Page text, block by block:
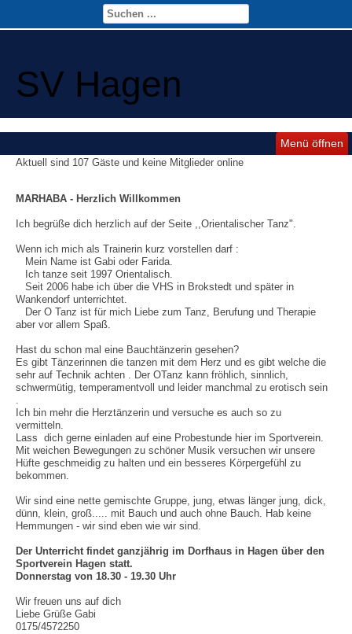
SV Hagen
Menü öffnen
Aktuell sind 107 Gäste und keine Mitglieder online
MARHABA - Herzlich Willkommen
Ich begrüße dich herzlich auf der Seite ,,Orientalischer Tanz".
Wenn ich mich als Trainerin kurz vorstellen darf :
Wankendorf unterrichtet.
Hast du schon mal eine Bauchtänzerin gesehen?
Es gibt Tänzerinnen die tanzen mit dem Herz und es gibt welche die
sehr auf Technik achten . Der OTanz kann fröhlich, sinnlich,
schwermütig, temperamentvoll und leider manchmal zu erotisch sein
.
Ich bin mehr die Herztänzerin und versuche es auch so zu
vermitteln.
Lass  dich gerne einladen auf eine Probestunde hier im Sportverein.
Mit weichen Bewegungen zu schöner Musik versuchen wir unsere
Hüfte geschmeidig zu halten und ein besseres Körpergefühl zu
Wir sind eine nette gemischte Gruppe, jung, etwas länger jung, dick,
dünn, klein, groß..... mit Bauch und auch ohne Bauch. Hab keine
Der Unterricht findet ganzjährig im Dorfhaus in Hagen über den
Sportverein Hagen statt.
Wir freuen uns auf dich
Liebe Grüße Gabi
0175/4572250